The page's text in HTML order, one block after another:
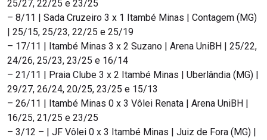
25/27, 22/25 e 23/25
– 8/11 | Sada Cruzeiro 3 x 1 Itambé Minas | Contagem (MG)
| 25/15, 25/23, 22/25 e 25/19
– 17/11 | Itambé Minas 3 x 2 Suzano | Arena UniBH | 25/22,
24/26, 25/23, 23/25 e 16/14
– 21/11 | Praia Clube 3 x 2 Itambé Minas | Uberlândia (MG) |
29/27, 26/24, 20/25, 23/25 e 15/13
– 26/11 | Itambé Minas 0 x 3 Vôlei Renata | Arena UniBH |
16/25, 21/25 e 23/25
– 3/12 – | JF Vôlei 0 x 3 Itambé Minas | Juiz de Fora (MG) |